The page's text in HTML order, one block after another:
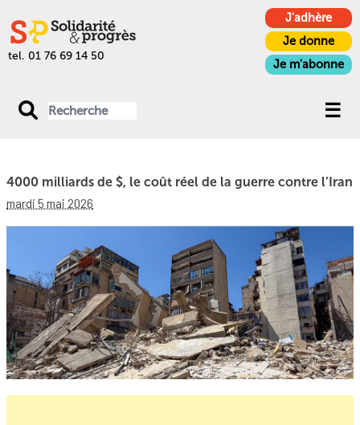
tel. 01 76 69 14 50
J'adhère
Je donne
Je m'abonne
4000 milliards de $, le coût réel de la guerre contre l’Iran
mardi 5 mai 2026